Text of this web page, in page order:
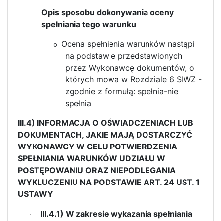
Opis sposobu dokonywania oceny
spełniania tego warunku
o
Ocena spełnienia warunków nastąpi
na podstawie przedstawionych
przez Wykonawcę dokumentów, o
których mowa w Rozdziale 6 SIWZ -
zgodnie z formułą: spełnia-nie
spełnia
III.4) INFORMACJA O OŚWIADCZENIACH LUB
DOKUMENTACH, JAKIE MAJĄ DOSTARCZYĆ
WYKONAWCY W CELU POTWIERDZENIA
SPEŁNIANIA WARUNKÓW UDZIAŁU W
POSTĘPOWANIU ORAZ NIEPODLEGANIA
WYKLUCZENIU NA PODSTAWIE ART. 24 UST. 1
USTAWY
·
III.4.1) W zakresie wykazania spełniania